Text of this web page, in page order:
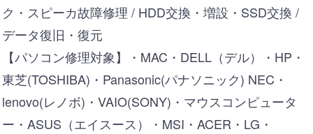
ク・スピーカ故障修理 / HDD交換・増設・SSD交換 /
データ復旧・復元
【パソコン修理対象】・MAC・DELL（デル）・HP・
東芝(TOSHIBA)・Panasonic(パナソニック) NEC・
lenovo(レノボ)・VAIO(SONY)・マウスコンピュータ
ー・ASUS（エイスース）・MSI・ACER・LG・